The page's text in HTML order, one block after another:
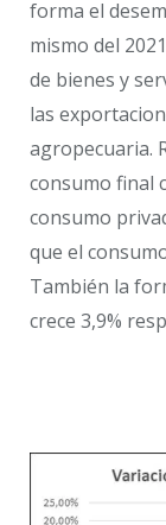
forma el
mismo del
de bienes y
las
agropecuaria.
consumo final
consumo
que el
También la
crece 3,9%